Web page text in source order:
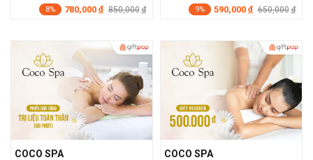
8% 780,000 đ 850,000 đ 9% 590,000 đ 650,000 đ
COCO SPA COCO SPA